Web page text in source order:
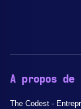
A propos de
The Codest -